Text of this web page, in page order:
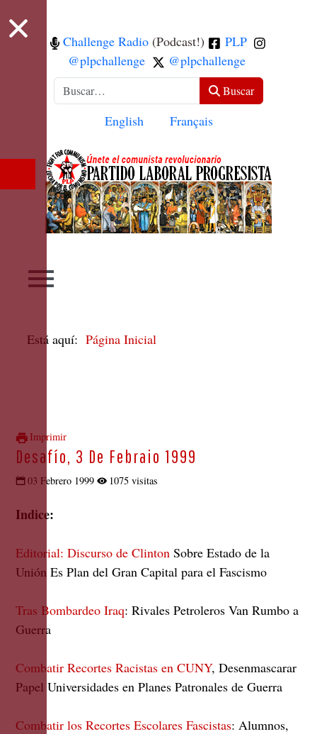
Challenge Radio (Podcast!)
PLP
@plpchallenge
@plpchallenge
Buscar Buscar
Seleccione su idioma
English Français
Está aquí:Página Inicial
Imprimir
Desafío, 3 De Febraio 1999
03 Febrero 1999 1075 visitas
Indice:
Editorial: Discurso de Clinton Sobre Estado de la
Unión Es Plan del Gran Capital para el Fascismo
Tras Bombardeo Iraq: Rivales Petroleros Van Rumbo a
Guerra
Combatir Recortes Racistas en CUNY, Desenmascarar
Papel Universidades en Planes Patronales de Guerra
Combatir los Recortes Escolares Fascistas: Alumnos,